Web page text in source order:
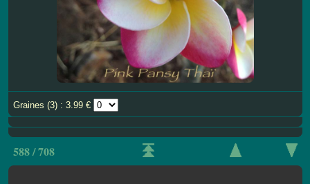
Graines (3) : 3.99 €
588 / 708